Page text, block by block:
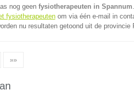
nog geen fysiotherapeuten in Spannum
fysiotherapeutenom via één e-mail in
nu resultaten getoond uit de provincie
»»